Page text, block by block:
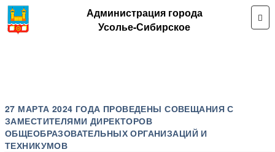
Администрация города
Усолье-Сибирское
27 МАРТА 2024 ГОДА ПРОВЕДЕНЫ СОВЕЩАНИЯ С
ЗАМЕСТИТЕЛЯМИ ДИРЕКТОРОВ
ОБЩЕОБРАЗОВАТЕЛЬНЫХ ОРГАНИЗАЦИЙ И
ТЕХНИКУМОВ